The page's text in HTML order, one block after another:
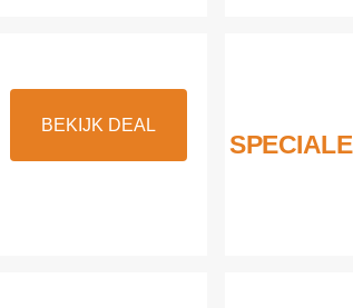
BEKIJK DEAL
SPECIALE